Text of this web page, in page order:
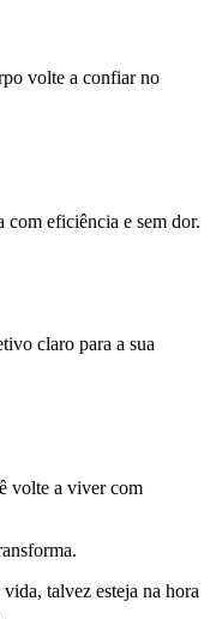
volte a confiar no
com eficiência e sem dor.
claro para a sua
volte a viver com
talvez esteja na hora